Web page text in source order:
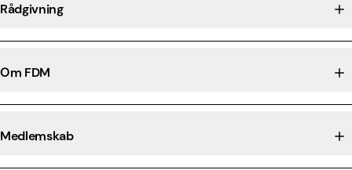
Rådgivning
Om FDM
Medlemskab